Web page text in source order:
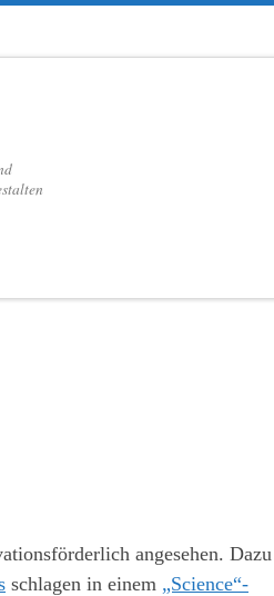
angesehen. Dazu
schlagen in einem „Science“-